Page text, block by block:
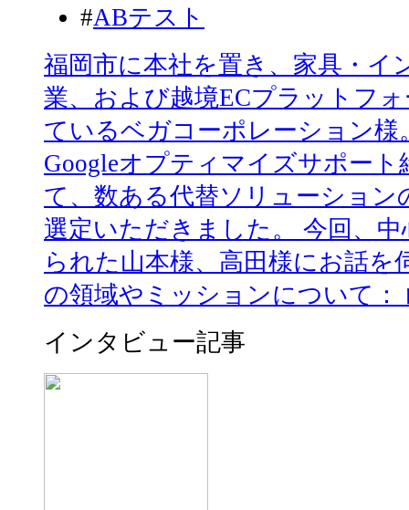
#ABテスト
福岡市に本社を置き、家具・イ
業、および越境ECプラットフ
ているベガコーポレーション様
Googleオプティマイズサポー
て、数ある代替ソリューション
選定いただきました。 今回、
られた山本様、高田様にお話を
の領域やミッションについて：
インタビュー記事